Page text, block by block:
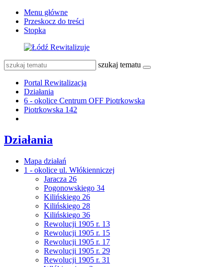
Menu główne
Przeskocz do treści
Stopka
szukaj tematu
Portal Rewitalizacja
Działania
6 - okolice Centrum OFF Piotrkowska
Piotrkowska 142
Działania
Mapa działań
1 - okolice ul. Włókienniczej
Jaracza 26
Pogonowskiego 34
Kilińskiego 26
Kilińskiego 28
Kilińskiego 36
Rewolucji 1905 r. 13
Rewolucji 1905 r. 15
Rewolucji 1905 r. 17
Rewolucji 1905 r. 29
Rewolucji 1905 r. 31